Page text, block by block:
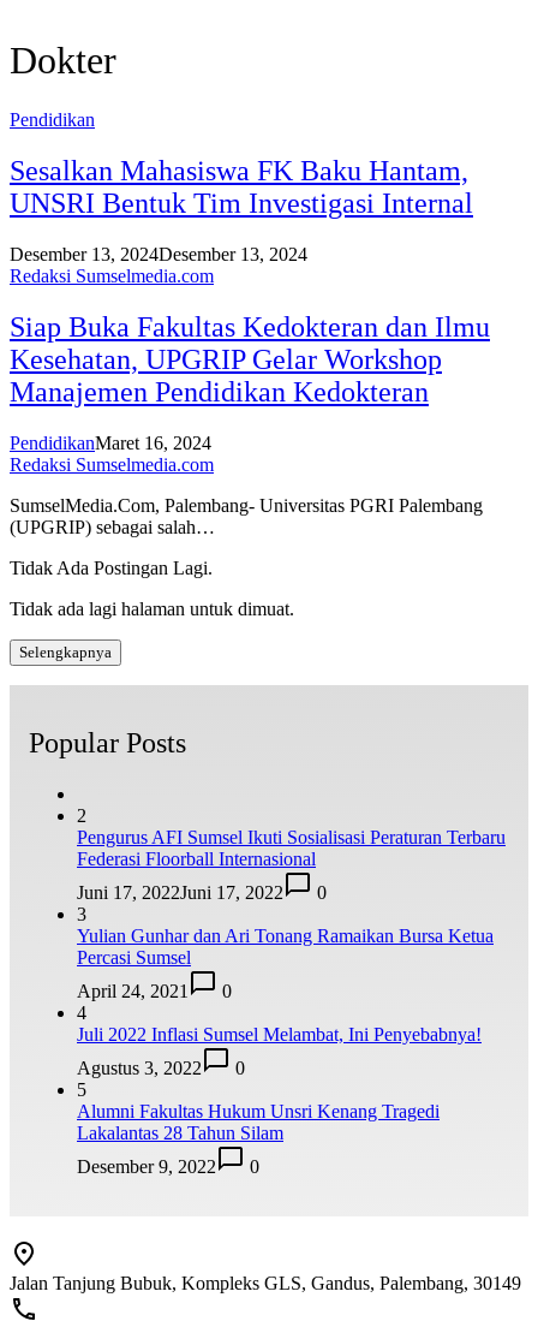
Dokter
Pendidikan
Sesalkan Mahasiswa FK Baku Hantam,
UNSRI Bentuk Tim Investigasi Internal
Desember 13, 2024Desember 13, 2024
Redaksi Sumselmedia.com
Siap Buka Fakultas Kedokteran dan Ilmu
Kesehatan, UPGRIP Gelar Workshop
Manajemen Pendidikan Kedokteran
PendidikanMaret 16, 2024
Redaksi Sumselmedia.com
SumselMedia.Com, Palembang- Universitas PGRI Palembang
(UPGRIP) sebagai salah…
Tidak Ada Postingan Lagi.
Tidak ada lagi halaman untuk dimuat.
Selengkapnya
Popular Posts
2
Pengurus AFI Sumsel Ikuti Sosialisasi Peraturan Terbaru
Federasi Floorball Internasional
Juni 17, 2022Juni 17, 2022
0
3
Yulian Gunhar dan Ari Tonang Ramaikan Bursa Ketua
Percasi Sumsel
April 24, 2021
0
4
Juli 2022 Inflasi Sumsel Melambat, Ini Penyebabnya!
Agustus 3, 2022
0
5
Alumni Fakultas Hukum Unsri Kenang Tragedi
Lakalantas 28 Tahun Silam
Desember 9, 2022
0
Jalan Tanjung Bubuk, Kompleks GLS, Gandus, Palembang, 30149